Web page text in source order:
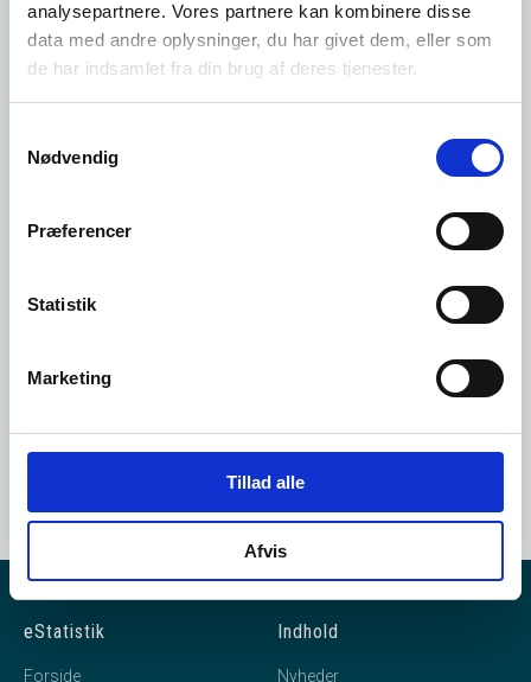
analysepartnere. Vores partnere kan kombinere disse
data med andre oplysninger, du har givet dem, eller som
de har indsamlet fra din brug af deres tjenester.
Nødvendig
Præferencer
Statistik
Marketing
Tillad alle
Afvis
Kun adgang for
brugere
Det er gratis at oprette sig som
bruger i vores system.
eStatistik
Forside
Indhold
Nyheder